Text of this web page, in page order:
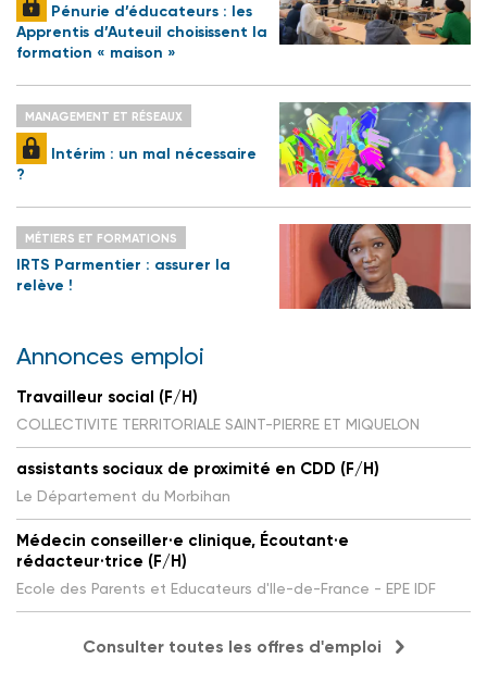
Pénurie d’éducateurs : les
Apprentis d’Auteuil choisissent la
formation « maison »
MANAGEMENT ET RÉSEAUX
Intérim : un mal nécessaire
?
MÉTIERS ET FORMATIONS
IRTS Parmentier : assurer la
relève !
Annonces emploi
Travailleur social (F/H)
COLLECTIVITE TERRITORIALE SAINT-PIERRE ET MIQUELON
assistants sociaux de proximité en CDD (F/H)
Le Département du Morbihan
Médecin conseiller·e clinique, Écoutant·e
rédacteur·trice (F/H)
Ecole des Parents et Educateurs d'Ile-de-France - EPE IDF
Consulter toutes les offres d'emploi